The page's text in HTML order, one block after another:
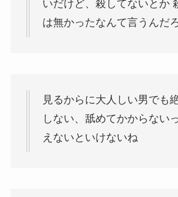
いだけど、殺してないとか
は無かったなんて言うんだ
見るからに大人しい男でも
しない、舐めてかからない
えないといけないね